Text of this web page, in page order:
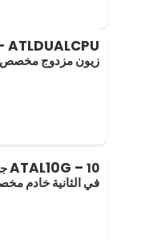
ATLDUALCPU –
زيون مزدوج مخصص
ATAL10G –
في الثانية خادم